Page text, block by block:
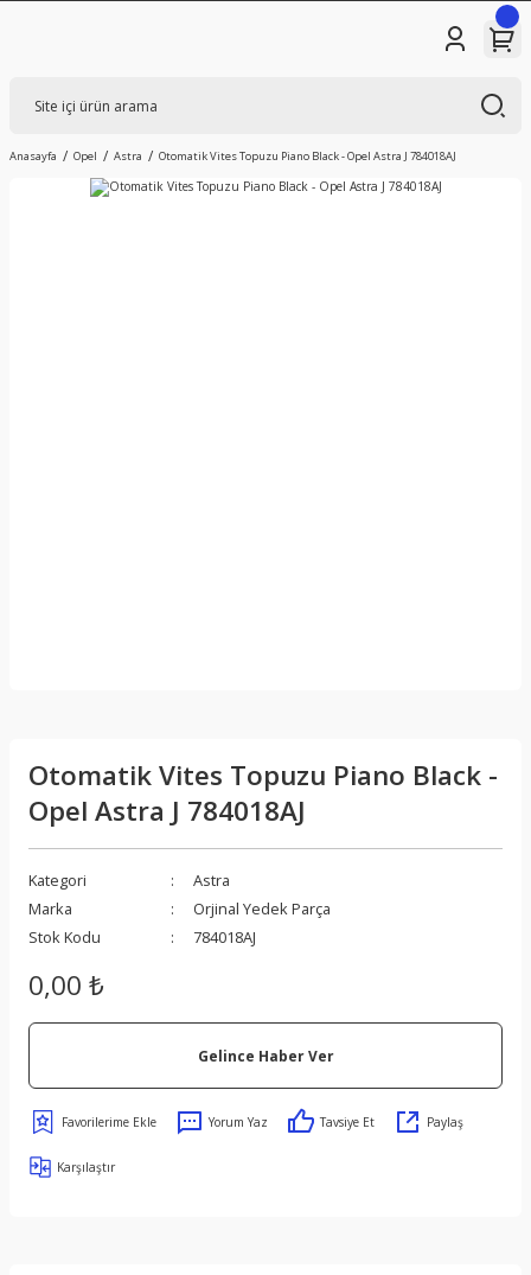
Anasayfa Opel Astra Otomatik Vites Topuzu Piano Black - Opel Astra J 784018AJ
Otomatik Vites Topuzu Piano Black -
Opel Astra J 784018AJ
Kategori
Astra
Marka
Orjinal Yedek Parça
Stok Kodu
784018AJ
0,00 ₺
Gelince Haber Ver
Yorum Yaz Tavsiye Et Paylaş
Karşılaştır